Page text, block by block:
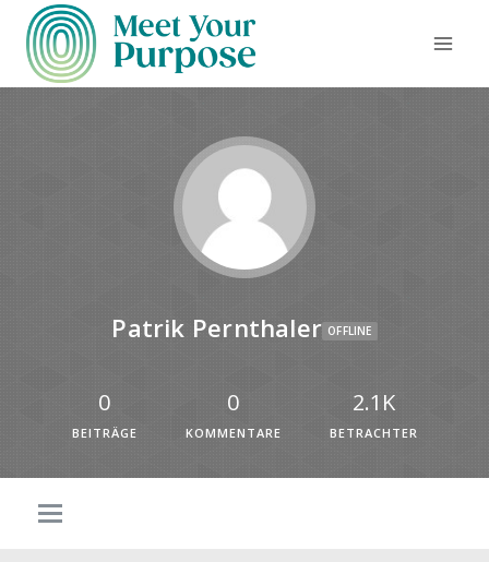
Patrik Pernthaler OFFLINE
0
BEITRÄGE
0
KOMMENTARE
2.1K
BETRACHTER